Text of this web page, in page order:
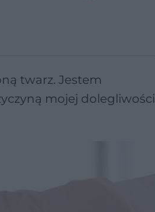
twarz. Jestem
mojej dolegliwości